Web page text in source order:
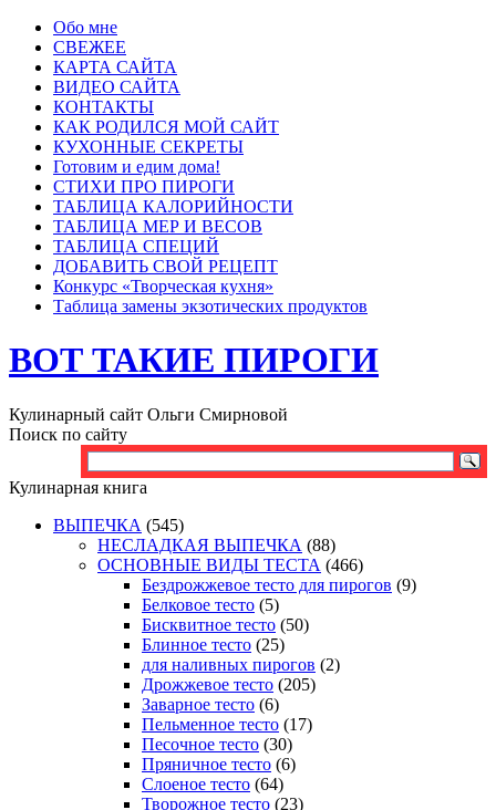
Обо мне
СВЕЖЕЕ
КАРТА САЙТА
ВИДЕО САЙТА
КОНТАКТЫ
КАК РОДИЛСЯ МОЙ САЙТ
КУХОННЫЕ СЕКРЕТЫ
Готовим и едим дома!
СТИХИ ПРО ПИРОГИ
ТАБЛИЦА КАЛОРИЙНОСТИ
ТАБЛИЦА МЕР И ВЕСОВ
ТАБЛИЦА СПЕЦИЙ
ДОБАВИТЬ СВОЙ РЕЦЕПТ
Конкурс «Творческая кухня»
Таблица замены экзотических продуктов
ВОТ ТАКИЕ ПИРОГИ
Кулинарный сайт Ольги Смирновой
Поиск по сайту
Кулинарная книга
ВЫПЕЧКА (545)
НЕСЛАДКАЯ ВЫПЕЧКА (88)
ОСНОВНЫЕ ВИДЫ ТЕСТА (466)
Бездрожжевое тесто для пирогов (9)
Белковое тесто (5)
Бисквитное тесто (50)
Блинное тесто (25)
для наливных пирогов (2)
Дрожжевое тесто (205)
Заварное тесто (6)
Пельменное тесто (17)
Песочное тесто (30)
Пряничное тесто (6)
Слоеное тесто (64)
Творожное тесто (23)